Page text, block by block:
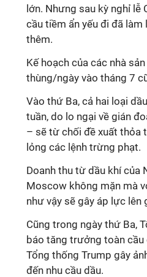
lớn. Nhưng sau kỳ nghỉ
cầu tiềm ẩn yếu đi đã
thêm.
Kế hoạch của các nhà
thùng/ngày vào tháng 7
Vào thứ Ba, cả hai loại
tuần, do lo ngại về gián
– sẽ từ chối đề xuất thỏa
lỏng các lệnh trừng phạt.
Doanh thu từ dầu khí của
Moscow không mặn mà
như vậy sẽ gây áp lực lên
Cũng trong ngày thứ Ba,
báo tăng trưởng toàn
Tổng thống Trump gây
đến nhu cầu dầu.